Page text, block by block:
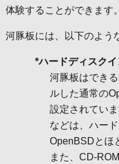
体験することができます。
河豚板には、以下のよう
*ハードディスク
河豚板はでき
ルした通常の
設定されてい
などは、ハー
OpenBSDとほ
また、CD-